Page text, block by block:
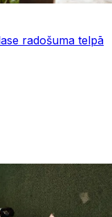
radošuma telpā